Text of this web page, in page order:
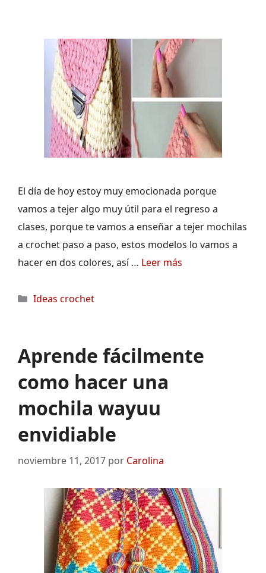
El día de hoy estoy muy emocionada porque
vamos a tejer algo muy útil para el regreso a
clases, porque te vamos a enseñar a tejer mochilas
a crochet paso a paso, estos modelos lo vamos a
hacer en dos colores, así … Leer más
Categorías
Ideas crochet
Aprende fácilmente
como hacer una
mochila wayuu
envidiable
noviembre 11, 2017 por Carolina